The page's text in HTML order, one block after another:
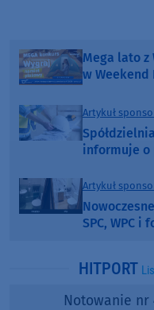
Mega lato z
w Weekend
Artykuł
informuje o
Artykuł
SPC, WPC
HITPORT
Notowanie nr